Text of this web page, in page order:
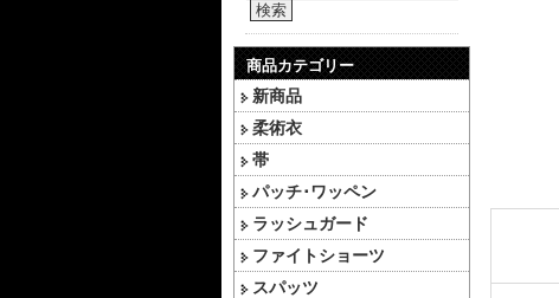
検索
商品カテゴリー
新商品
柔術衣
帯
パッチ･ワッペン
ラッシュガード
ファイトショーツ
スパッツ